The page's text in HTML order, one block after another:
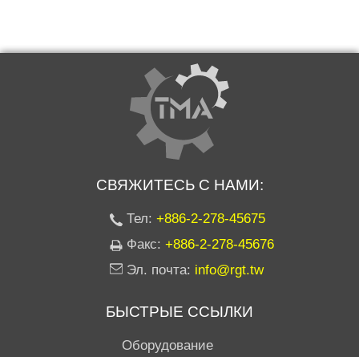
СВЯЖИТЕСЬ С НАМИ:
Тел: +886-2-278-45675
Факс: +886-2-278-45676
Эл. почта: info@rgt.tw
БЫСТРЫЕ ССЫЛКИ
Оборудование